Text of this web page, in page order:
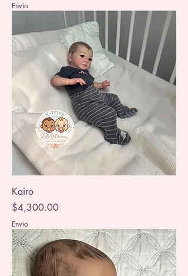
Envio
Kairo
Precio
$4,300.00
Envio